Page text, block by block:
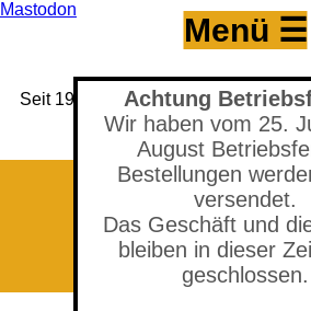
Achtung
Wir haben vom 25.
August
Bestellungen
versendet.
Das Geschäft und
bleiben in dieser
geschlossen.
Mastodon
Seit 1993 Versandhandel für den
Brauerei seit
(Neuer) Tungeler Krug
Menü ☰